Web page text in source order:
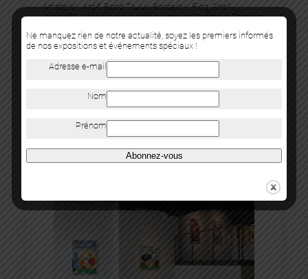
Artiste(s) :Ardif, Bond Truluv, Bordalo II, Flog, Gris1,
Insane51, Leon Keer, Levalet, Murmure, Pantonio, Tamara
Ne manquez rien de notre actualité, soyez les premiers informés
de nos expositions et événements spéciaux !
Adresse e-mail
Nom
Prénom
Abonnez-vous